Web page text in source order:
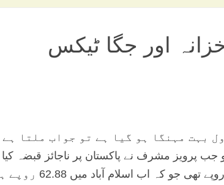
اور جگا ٹیکس
بہت مہنگا ہو گیا ہے تو جواب ملتا
اَوکٹن پٹرول کے ایک